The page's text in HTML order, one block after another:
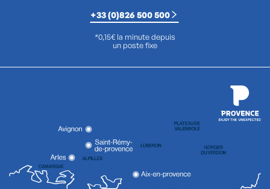
+33 (0)826 500 500
*0,15€ la minute depuis
un poste fixe